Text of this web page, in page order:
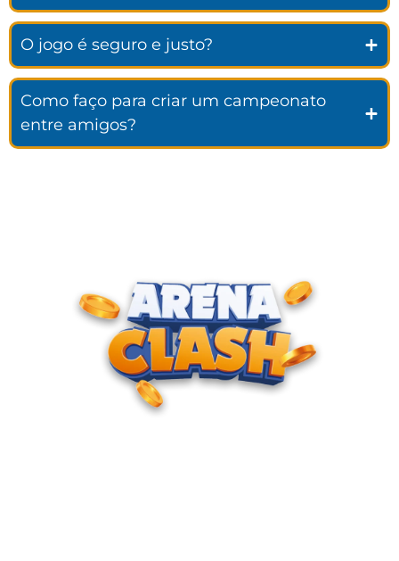
O jogo é seguro e justo?
Como faço para criar um campeonato
entre amigos?